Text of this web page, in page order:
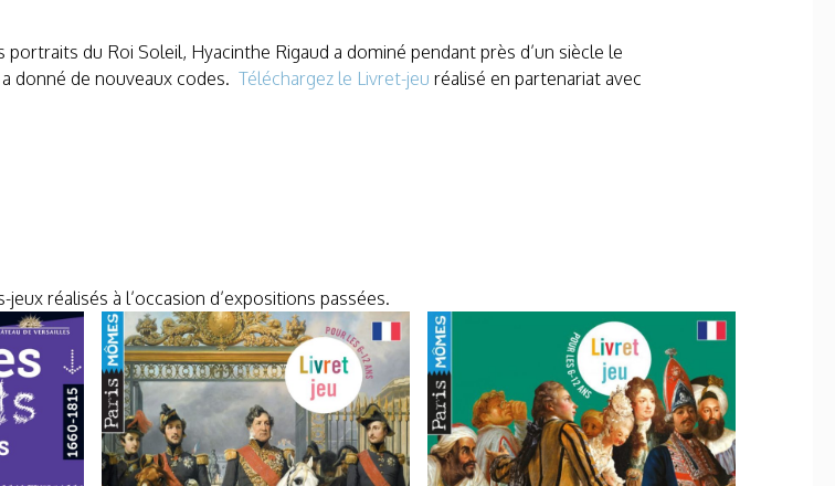
du Roi Soleil, Hyacinthe Rigaud a dominé pendant près d’un siècle le
donné de nouveaux codes.Téléchargez le Livret-jeu réalisé en partenariat avec
réalisés à l’occasion d’expositions passées.